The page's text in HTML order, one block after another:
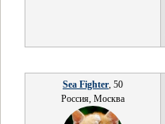
Sea Fighter, 50
Россия, Москва